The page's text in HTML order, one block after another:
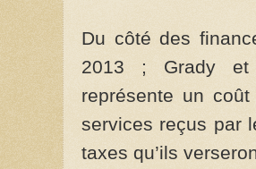
Du côté des
2013 ; Grady et
représente un
services reçus par
taxes qu’ils